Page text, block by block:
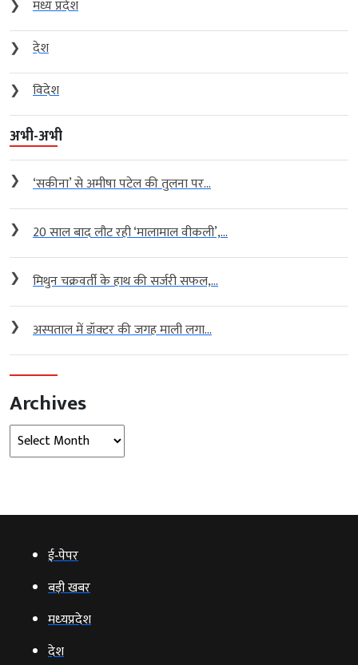
❯
मध्य प्रदेश
❯
देश
❯
विदेश
अभी-अभी
❯ ‘सकीना’ से अमीषा पटेल की तुलना पर...
❯ 20 साल बाद लौट रही ‘मालामाल वीकली’,...
❯ मिथुन चक्रवर्ती के हाथ की सर्जरी सफल,...
❯ अस्पताल में डॉक्टर की जगह माली लगा...
Archives
Archives
ई‑पेपर
बड़ी खबर
मध्‍यप्रदेश
देश